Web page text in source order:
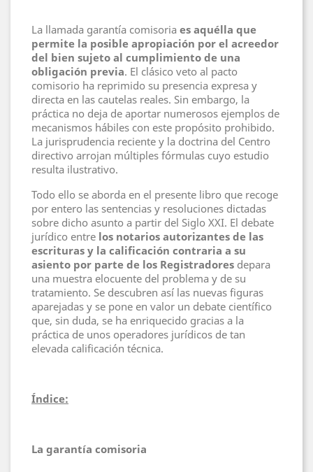
La llamada garantía comisoria es aquélla que
permite la posible apropiación por el acreedor
del bien sujeto al cumplimiento de una
obligación previa. El clásico veto al pacto
comisorio ha reprimido su presencia expresa y
directa en las cautelas reales. Sin embargo, la
práctica no deja de aportar numerosos ejemplos de
mecanismos hábiles con este propósito prohibido.
La jurisprudencia reciente y la doctrina del Centro
directivo arrojan múltiples fórmulas cuyo estudio
resulta ilustrativo.
Todo ello se aborda en el presente libro que recoge
por entero las sentencias y resoluciones dictadas
sobre dicho asunto a partir del Siglo XXI. El debate
jurídico entre los notarios autorizantes de las
escrituras y la calificación contraria a su
asiento por parte de los Registradores depara
una muestra elocuente del problema y de su
tratamiento. Se descubren así las nuevas figuras
aparejadas y se pone en valor un debate científico
que, sin duda, se ha enriquecido gracias a la
práctica de unos operadores jurídicos de tan
elevada calificación técnica.
Índice:
La garantía comisoria